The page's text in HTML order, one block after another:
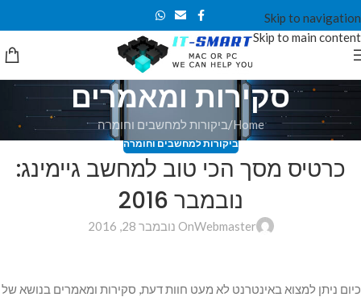
Skip to navigation
Skip to main content
סקירות ומאמרים
Home ביקורות למחשבים וחומרה
ביקורות למחשבים וחומרה
כרטיס מסך הכי טוב למחשב גיימינג:
נובמבר 2016
WebmasterOn נובמבר 28, 2016
כיום ניתן למצוא באינטרנט לא מעט חוות דעת, סקירות ומאמרים בנושא של